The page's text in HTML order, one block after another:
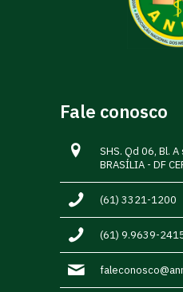
Fale conosco
SHS. Qd 06, Bl.
BRASÍLIA - DF
(61) 3321-1200
(61) 9.9639-